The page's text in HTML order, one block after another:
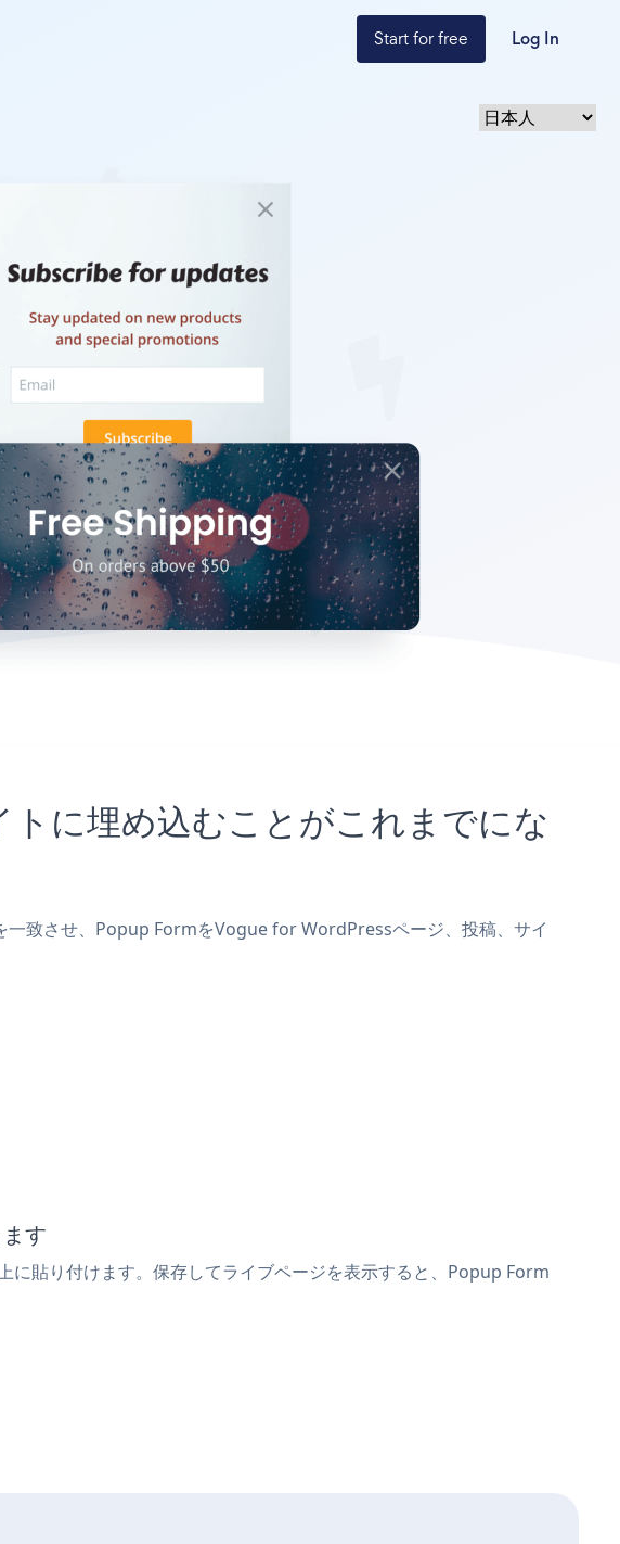
Start for free Log In
に埋め込むことがこれまでにな
致させ、Popup FormをVogue for WordPressページ、投稿、サイ
す
貼り付けます。保存してライブページを表示すると、Popup Form